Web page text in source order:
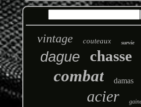
vintage couteaux survie
dague chasse
combat damas
acier